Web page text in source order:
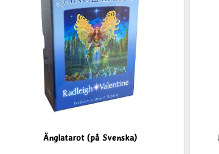
Änglatarot (på Svenska)